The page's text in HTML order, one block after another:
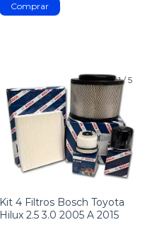
1/5
Kit 4 Filtros Bosch Toyota
Hilux 2.5 3.0 2005 A 2015